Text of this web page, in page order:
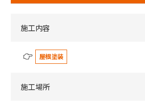
施工内容
屋根塗装
施工場所